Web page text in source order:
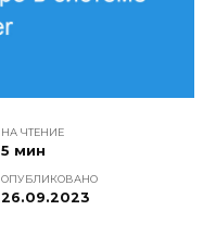
НА ЧТЕНИЕ
5 мин
ОПУБЛИКОВАНО
26.09.2023